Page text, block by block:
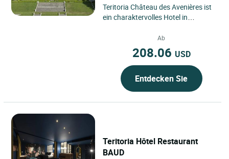
Teritoria Château des Avenières ist
ein charaktervolles Hotel in
Rhône-Alpes, eingebettet...
Ab
208.06 USD
Entdecken Sie
Teritoria Hôtel Restaurant
BAUD